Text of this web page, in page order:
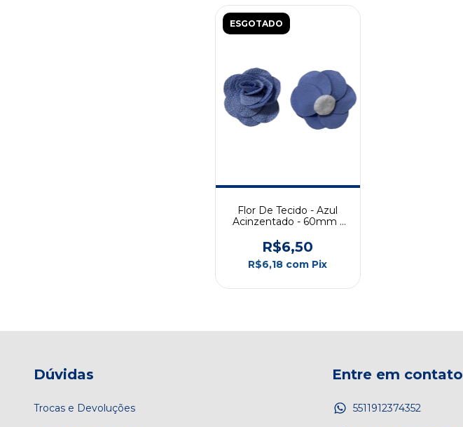
ESGOTADO
Flor De Tecido - Azul
Acinzentado - 60mm -
R$6,50
R$6,18 com Pix
Dúvidas
Trocas e Devoluções
Entre em contato
5511912374352